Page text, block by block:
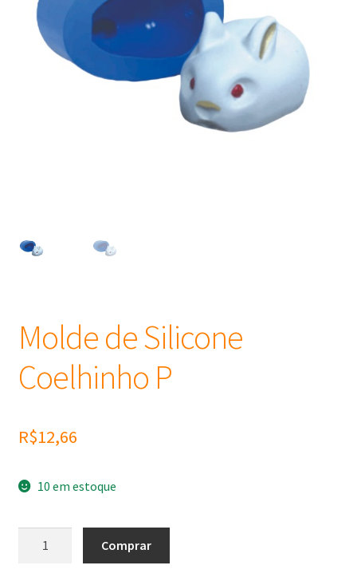
Frascos
Óleos
Molde de Silicone
Coelhinho P
R$12,66
10 em estoque
Comprar